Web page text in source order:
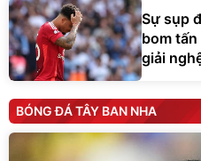
Sự sụp
bom
giải
BÓNG ĐÁ TÂY BAN NHA